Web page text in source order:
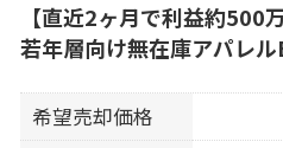
【直近2ヶ月で利益約500
若年層向け無在庫アパレ
希望売却価格